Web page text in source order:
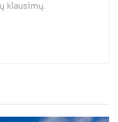
klausimų.